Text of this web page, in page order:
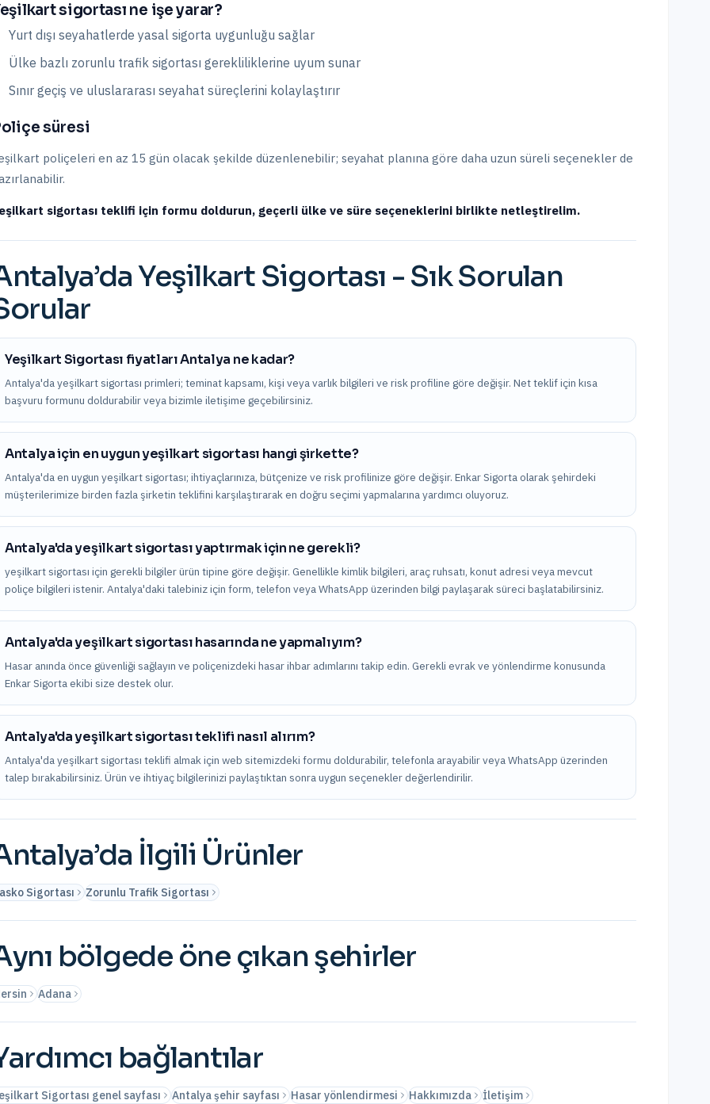
sigortası ne işe yarar?
Yurt dışı seyahatlerde yasal sigorta uygunluğu sağlar
Ülke bazlı zorunlu trafik sigortası gerekliliklerine uyum sunar
Sınır geçiş ve uluslararası seyahat süreçlerini kolaylaştırır
süresi
poliçeleri en az 15 gün olacak şekilde düzenlenebilir; seyahat planına göre daha uzun süreli seçenekler de
sigortası teklifi için formu doldurun, geçerli ülke ve süre seçeneklerini birlikte netleştirelim.
’daYeşilkart Sigortası - Sık Sorulan
Yeşilkart Sigortası fiyatları Antalya ne kadar?
Antalya'da yeşilkart sigortası primleri; teminat kapsamı, kişi veya varlık bilgileri ve risk profiline göre değişir. Net teklif için kısa
başvuru formunu doldurabilir veya bizimle iletişime geçebilirsiniz.
Antalya için en uygun yeşilkart sigortası hangi şirkette?
Antalya'da en uygun yeşilkart sigortası; ihtiyaçlarınıza, bütçenize ve risk profilinize göre değişir. Enkar Sigorta olarak şehirdeki
müşterilerimize birden fazla şirketin teklifini karşılaştırarak en doğru seçimi yapmalarına yardımcı oluyoruz.
Antalya'da yeşilkart sigortası yaptırmak için ne gerekli?
yeşilkart sigortası için gerekli bilgiler ürün tipine göre değişir. Genellikle kimlik bilgileri, araç ruhsatı, konut adresi veya mevcut
poliçe bilgileri istenir. Antalya'daki talebiniz için form, telefon veya WhatsApp üzerinden bilgi paylaşarak süreci başlatabilirsiniz.
Antalya'da yeşilkart sigortası hasarında ne yapmalıyım?
Hasar anında önce güvenliği sağlayın ve poliçenizdeki hasar ihbar adımlarını takip edin. Gerekli evrak ve yönlendirme konusunda
Enkar Sigorta ekibi size destek olur.
Antalya'da yeşilkart sigortası teklifi nasıl alırım?
Antalya'da yeşilkart sigortası teklifi almak için web sitemizdeki formu doldurabilir, telefonla arayabilir veya WhatsApp üzerinden
talep bırakabilirsiniz. Ürün ve ihtiyaç bilgilerinizi paylaştıktan sonra uygun seçenekler değerlendirilir.
’da İlgili Ürünler
Sigortası Zorunlu Trafik Sigortası
bölgede öne çıkan şehirler
Adana
bağlantılar
Sigortası genel sayfası Antalya şehir sayfası Hasar yönlendirmesi Hakkımızda İletişim